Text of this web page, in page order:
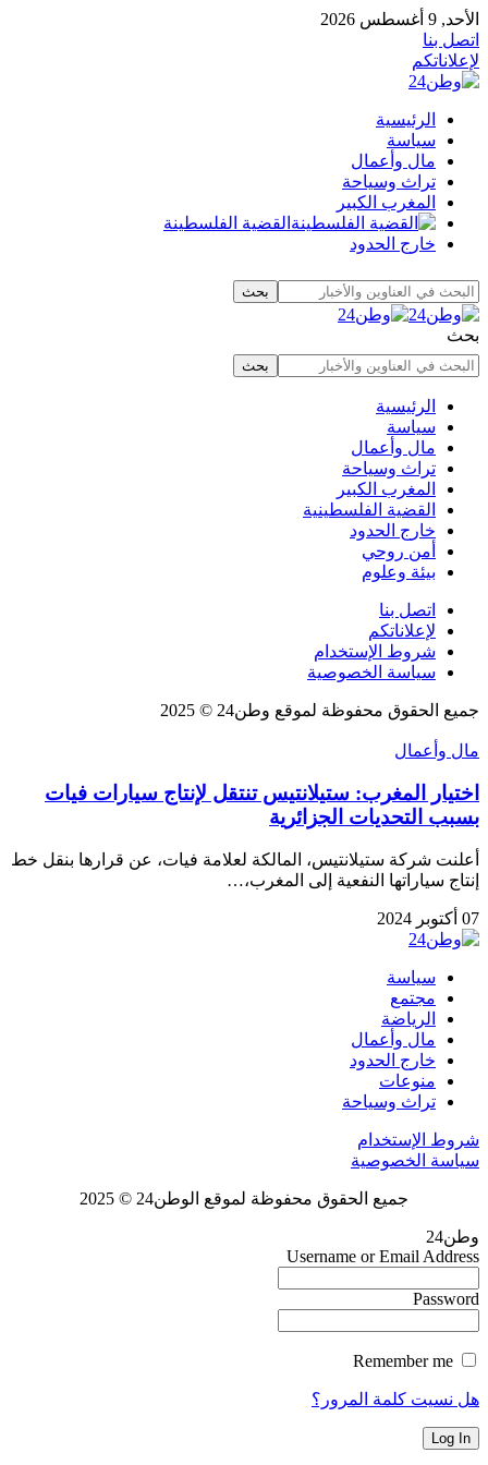
الأحد, 9 أغسطس 2026
اتصل بنا
لإعلاناتكم
الرئيسية
سياسة
مال وأعمال
تراث وسياحة
المغرب الكبير
القضية الفلسطينة
خارج الحدود
بحث
الرئيسية
سياسة
مال وأعمال
تراث وسياحة
المغرب الكبير
القضية الفلسطينية
خارج الحدود
أمن روحي
بيئة وعلوم
اتصل بنا
لإعلاناتكم
شروط الإستخدام
سياسة الخصوصية
جميع الحقوق محفوظة لموقع وطن24 © 2025
مال وأعمال
اختيار المغرب: ستيلانتيس تنتقل لإنتاج سيارات فيات
بسبب التحديات الجزائرية
أعلنت شركة ستيلانتيس، المالكة لعلامة فيات، عن قرارها بنقل خط
إنتاج سياراتها النفعية إلى المغرب،…
07 أكتوبر 2024
سياسة
مجتمع
الرياضة
مال وأعمال
خارج الحدود
منوعات
تراث وسياحة
شروط الإستخدام
سياسة الخصوصية
جميع الحقوق محفوظة لموقع الوطن24 © 2025
وطن24
Username or Email Address
Password
هل نسيت كلمة المرور؟